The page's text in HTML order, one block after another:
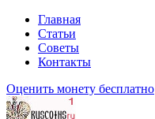
Главная
Статьи
Советы
Контакты
Оценить монету бесплатно